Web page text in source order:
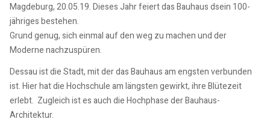
Magdeburg, 20.05.19. Dieses Jahr feiert das Bauhaus dsein 100-
jähriges bestehen.
Grund genug, sich einmal auf den weg zu machen und der
Moderne nachzuspüren.
Dessau ist die Stadt, mit der das Bauhaus am engsten verbunden
ist. Hier hat die Hochschule am längsten gewirkt, ihre Blütezeit
erlebt. Zugleich ist es auch die Hochphase der Bauhaus-
Architektur.